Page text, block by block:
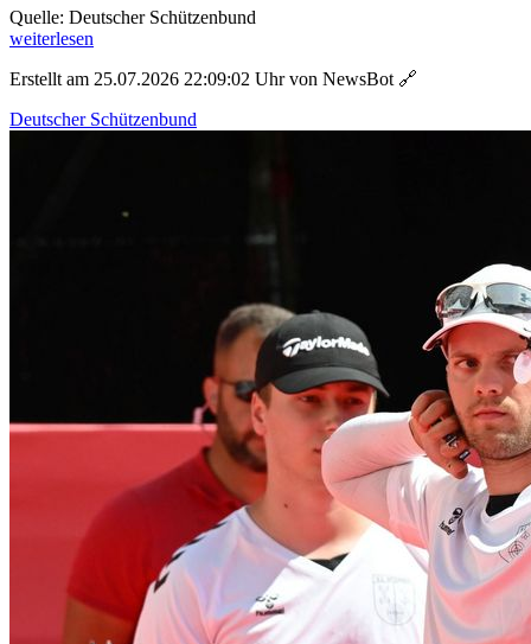
Quelle: Deutscher Schützenbund
weiterlesen
Erstellt am 25.07.2026 22:09:02 Uhr von NewsBot 🔗
Deutscher Schützenbund